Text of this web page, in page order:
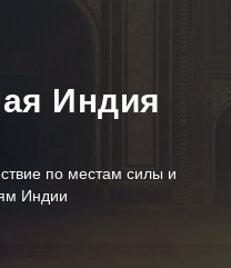
Индия
по местам силы и
Индии